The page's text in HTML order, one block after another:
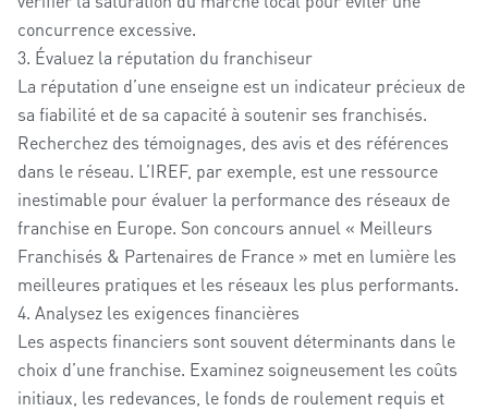
concurrence excessive.
3. Évaluez la réputation du franchiseur
La réputation d’une enseigne est un indicateur précieux de
sa fiabilité et de sa capacité à soutenir ses franchisés.
Recherchez des témoignages, des avis et des références
dans le réseau. L’IREF, par exemple, est une ressource
inestimable pour évaluer la performance des réseaux de
franchise en Europe. Son concours annuel « Meilleurs
Franchisés & Partenaires de France » met en lumière les
meilleures pratiques et les réseaux les plus performants.
4. Analysez les exigences financières
Les aspects financiers sont souvent déterminants dans le
choix d’une franchise. Examinez soigneusement les coûts
initiaux, les redevances, le fonds de roulement requis et